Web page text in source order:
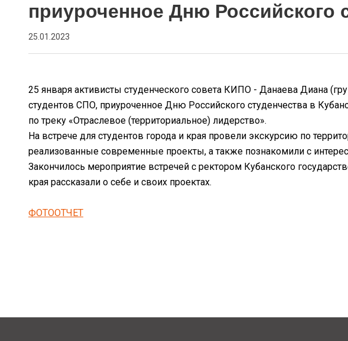
приуроченное Дню Российского
25.01.2023
25 января активисты студенческого совета КИПО - Данаева Диана
студентов СПО, приуроченное Дню Российского студенчества в
по треку «Отраслевое (территориальное) лидерство».
На встрече для студентов города и края провели экскурсию по
реализованные современные проекты, а также познакомили с
Закончилось мероприятие встречей с ректором Кубанского
края рассказали о себе и своих проектах.
ФОТООТЧЕТ